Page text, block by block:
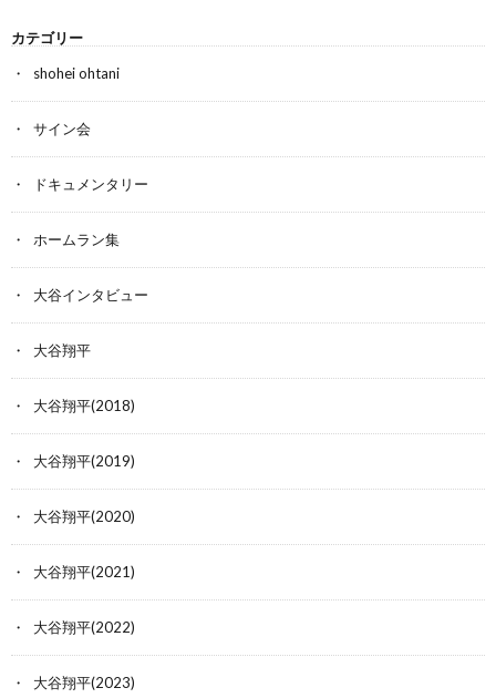
カテゴリー
shohei ohtani
サイン会
ドキュメンタリー
ホームラン集
大谷インタビュー
大谷翔平
大谷翔平(2018)
大谷翔平(2019)
大谷翔平(2020)
大谷翔平(2021)
大谷翔平(2022)
大谷翔平(2023)